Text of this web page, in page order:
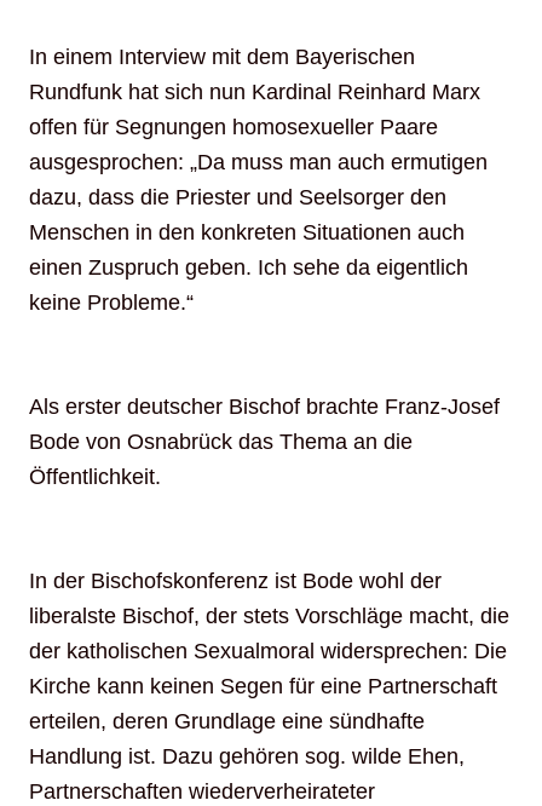
In einem Interview mit dem Bayerischen
Rundfunk hat sich nun Kardinal Reinhard Marx
offen für Segnungen homosexueller Paare
ausgesprochen: „Da muss man auch ermutigen
dazu, dass die Priester und Seelsorger den
Menschen in den konkreten Situationen auch
einen Zuspruch geben. Ich sehe da eigentlich
keine Probleme.“
Als erster deutscher Bischof brachte Franz-Josef
Bode von Osnabrück das Thema an die
Öffentlichkeit.
In der Bischofskonferenz ist Bode wohl der
liberalste Bischof, der stets Vorschläge macht, die
der katholischen Sexualmoral widersprechen: Die
Kirche kann keinen Segen für eine Partnerschaft
erteilen, deren Grundlage eine sündhafte
Handlung ist. Dazu gehören sog. wilde Ehen,
Partnerschaften wiederverheirateter